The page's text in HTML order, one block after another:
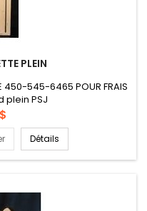
PLEIN
450-545-6465 POUR FRAIS
plein PSJ
Détails